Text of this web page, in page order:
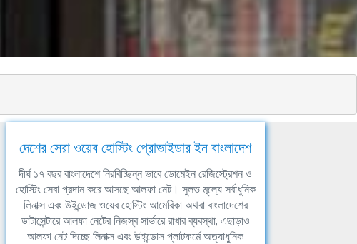
দেশের সেরা ওয়েব হোস্টিং প্রোভাইডার ইন বাংলাদেশ
দীর্ঘ ১৭ বছর বাংলাদেশে নিরবিচ্ছিন্ন ভাবে ডোমেইন রেজিস্ট্রেশন ও
হোস্টিং সেবা প্রদান করে আসছে আলফা নেট। সুলভ মূল্যে সর্বাধুনিক
লিনাক্স এবং উইন্ডোজ ওয়েব হোস্টিং আমেরিকা অথবা বাংলাদেশের
ডাটাসেন্টারে আলফা নেটের নিজস্ব সার্ভারে রাখার ব্যবস্থা, এছাড়াও
আলফা নেট দিচ্ছে লিনাক্স এবং উইন্ডোস প্লাটফর্মে অত্যাধুনিক